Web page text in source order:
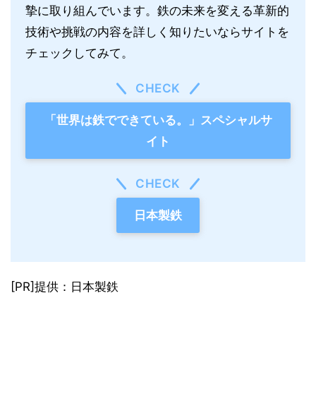
摯に取り組んでいます。鉄の未来を変える革新的
技術や挑戦の内容を詳しく知りたいならサイトを
チェックしてみて。
CHECK
「世界は鉄でできている。」スペシャルサ
イト
CHECK
日本製鉄
[PR]提供：日本製鉄